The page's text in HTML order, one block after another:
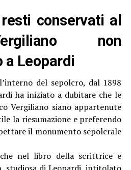
conservati al
non
a Leopardi
del sepolcro, dal 1898
ha iniziato a dubitare che le
Vergiliano siano appartenute
la riesumazione e preferendo
il monumento sepolcrale
nel libro della scrittrice e